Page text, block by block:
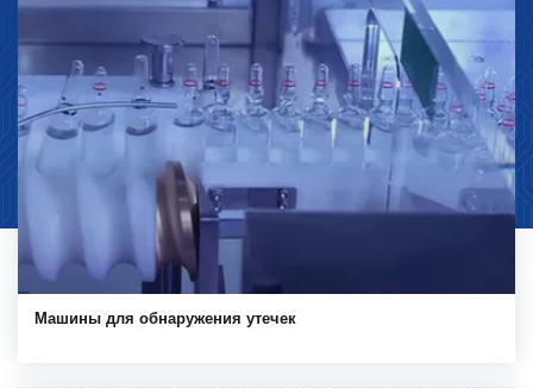
Машины для обнаружения утечек